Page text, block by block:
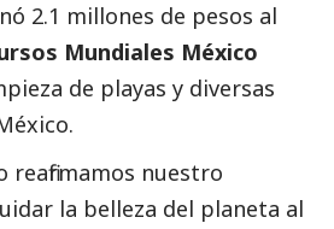
2.1 millones de pesos al
Mundiales México
de playas y diversas
reafirmamos nuestro
la belleza del planeta al